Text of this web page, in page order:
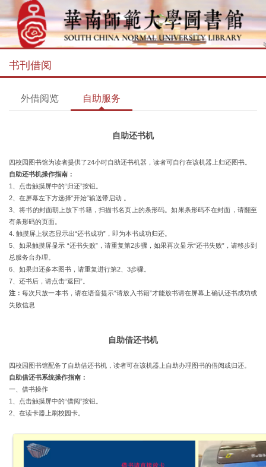
书刊借阅
外借阅览 自助服务
自助还书机
四校园 图书馆为读者提供了24小时自助还书机器，读者可自行在该机器上归还图书。
自助还书机操作指南：
1
、点击触摸屏中的“归还”按钮。
2 、在屏幕左下方选择“开始”输送带启动 。
3 、将书的封面朝上放下书籍，扫描书名页上的条形码。如果条形码不在封面，请翻至
有条形码的页面。
4. 触摸屏上状态显示出“还书成功” ，即为本书成功归还。
5 、如果触摸屏显示 “还书失败”，请重复第2步骤，如果再次显示“还书失败”，请移步到
总服务台办理。
6 、如果归还多本图书，请重复进行第2 3步骤。
7 、还书后，请点击“返回”
注：每次只放一本书，请在语音提示“请放入书籍”才能放书请在屏幕上确认还书成功或
失败信息
自助借还书机
四校园 图书馆配备了自助借还书机，读者可在该机器上自助办理图书的借阅或归还。
自助借还书系统操作指南：
一、借书操作
1
、点击触摸屏中的“借阅”按钮。
2 、在读卡器上刷校园卡。